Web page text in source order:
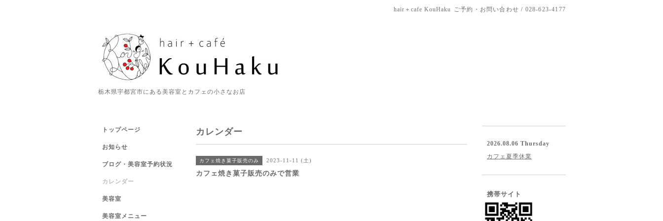
hair＋cafe KouHaku ご予約・お問い合わせ / 028-623-4177
栃木県宇都宮市にある美容室とカフェの小さなお店
カレンダー
カフェ焼き菓子販売のみ 2023-11-11 (土)
カフェ焼き菓子販売のみで営業
トップページ
お知らせ
ブログ・美容室予約状況
カレンダー
美容室
美容室メニュー
2026.08.06 Thursday
カフェ夏季休業
携帯サイト